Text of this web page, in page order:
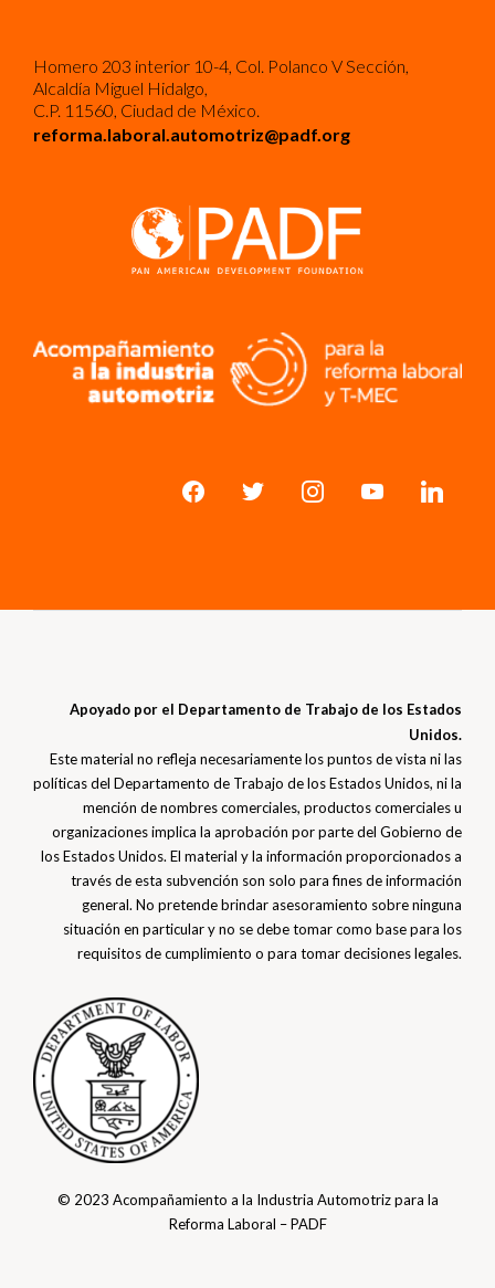
Homero 203 interior 10-4, Col. Polanco V Sección,
Alcaldía Miguel Hidalgo,
C.P. 11560, Ciudad de México.
reforma.laboral.automotriz@padf.org
Apoyado por el Departamento de Trabajo de los Estados
Unidos.
Este material no refleja necesariamente los puntos de vista ni las
políticas del Departamento de Trabajo de los Estados Unidos, ni la
mención de nombres comerciales, productos comerciales u
organizaciones implica la aprobación por parte del Gobierno de
los Estados Unidos. El material y la información proporcionados a
través de esta subvención son solo para fines de información
general. No pretende brindar asesoramiento sobre ninguna
situación en particular y no se debe tomar como base para los
requisitos de cumplimiento o para tomar decisiones legales.
© 2023 Acompañamiento a la Industria Automotriz para la
Reforma Laboral – PADF